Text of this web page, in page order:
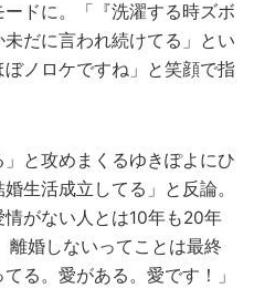
ドに。「『洗濯する時ズボ
だに言われ続けてる」とい
ノロケですね」と笑顔で指
と攻めまくるゆきぽよにひ
生活成立してる」と反論。
がない人とは10年も20年
離婚しないってことは最終
る。愛がある。愛です！」